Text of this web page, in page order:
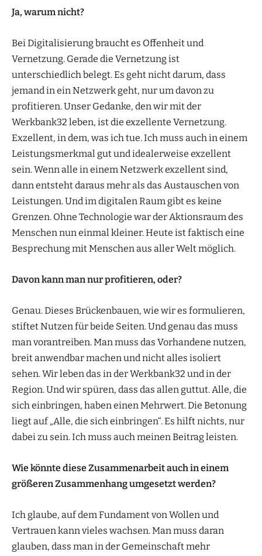
Ja, warum nicht?
Bei Digitalisierung braucht es Offenheit und
Vernetzung. Gerade die Vernetzung ist
unterschiedlich belegt. Es geht nicht darum, dass
jemand in ein Netzwerk geht, nur um davon zu
profitieren. Unser Gedanke, den wir mit der
Werkbank32 leben, ist die exzellente Vernetzung.
Exzellent, in dem, was ich tue. Ich muss auch in einem
Leistungsmerkmal gut und idealerweise exzellent
sein. Wenn alle in einem Netzwerk exzellent sind,
dann entsteht daraus mehr als das Austauschen von
Leistungen. Und im digitalen Raum gibt es keine
Grenzen. Ohne Technologie war der Aktionsraum des
Menschen nun einmal kleiner. Heute ist faktisch eine
Besprechung mit Menschen aus aller Welt möglich.
Davon kann man nur profitieren, oder?
Genau. Dieses Brückenbauen, wie wir es formulieren,
stiftet Nutzen für beide Seiten. Und genau das muss
man vorantreiben. Man muss das Vorhandene nutzen,
breit anwendbar machen und nicht alles isoliert
sehen. Wir leben das in der Werkbank32 und in der
Region. Und wir spüren, dass das allen guttut. Alle, die
sich einbringen, haben einen Mehrwert. Die Betonung
liegt auf „Alle, die sich einbringen“. Es hilft nichts, nur
dabei zu sein. Ich muss auch meinen Beitrag leisten.
Wie könnte diese Zusammenarbeit auch in einem
größeren Zusammenhang umgesetzt werden?
Ich glaube, auf dem Fundament von Wollen und
Vertrauen kann vieles wachsen. Man muss daran
glauben, dass man in der Gemeinschaft mehr